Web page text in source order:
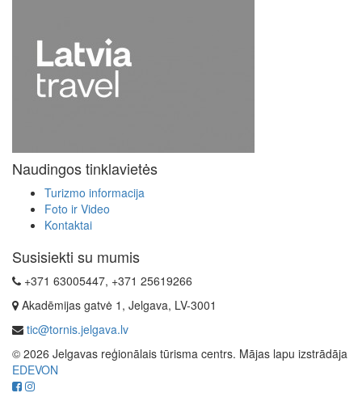
Naudingos tinklavietės
Turizmo informacija
Foto ir Video
Kontaktai
Susisiekti su mumis
+371 63005447, +371 25619266
Akadēmijas gatvė 1, Jelgava, LV-3001
tic@tornis.jelgava.lv
© 2026 Jelgavas reģionālais tūrisma centrs. Mājas lapu izstrādāja
EDEVON